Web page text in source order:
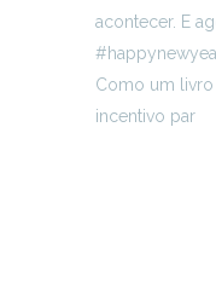
Como um
incentivo par